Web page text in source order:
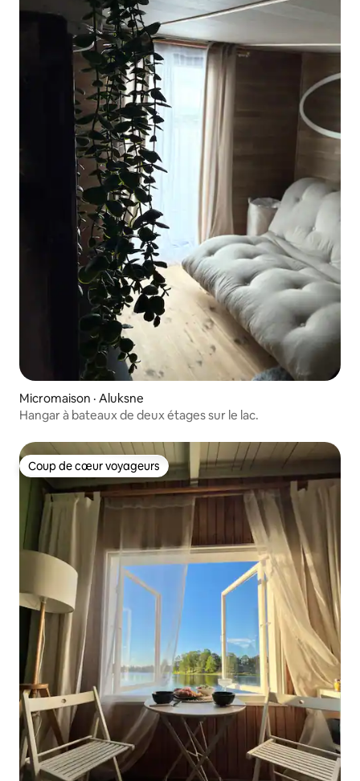
Micromaison · Aluksne
Hangar à bateaux de deux étages sur le lac.
Coup de cœur voyageurs
Coup de cœur voyageurs